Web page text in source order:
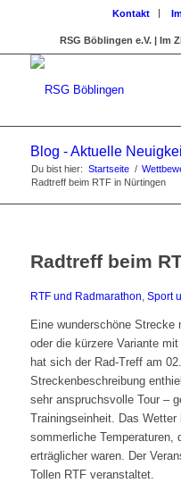
Kontakt
RSG Böblingen e.V. | Im
Blog - Aktuelle
Du bist hier: Startseite /
Radtreff beim RTF in Nürtingen
Radtreff beim
RTF und Radmarathon Sport
Eine wunderschöne Strecke
oder die kürzere Variante mit
hat sich der Rad-Treff am
Streckenbeschreibung
sehr anspruchs­volle Tour –
Trainingseinheit. Das
sommerliche Temperaturen,
erträglicher waren. Der
Tollen RTF veranstaltet.